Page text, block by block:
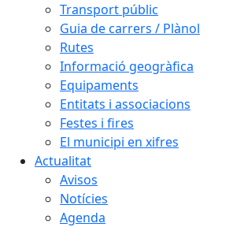
Transport públic
Guia de carrers / Plànol
Rutes
Informació geogràfica
Equipaments
Entitats i associacions
Festes i fires
El municipi en xifres
Actualitat
Avisos
Notícies
Agenda